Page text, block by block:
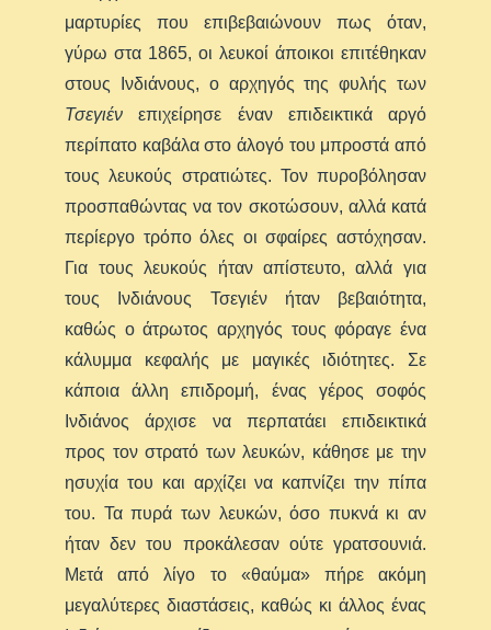
μαρτυρίες που επιβεβαιώνουν πως όταν,
γύρω στα 1865, οι λευκοί άποικοι επιτέθηκαν
στους Ινδιάνους, ο αρχηγός της φυλής των
Τσεγιέν επιχείρησε έναν επιδεικτικά αργό
περίπατο καβάλα στο άλογό του μπροστά από
τους λευκούς στρατιώτες. Τον πυροβόλησαν
προσπαθώντας να τον σκοτώσουν, αλλά κατά
περίεργο τρόπο όλες οι σφαίρες αστόχησαν.
Για τους λευκούς ήταν απίστευτο, αλλά για
τους Ινδιάνους Τσεγιέν ήταν βεβαιότητα,
καθώς ο άτρωτος αρχηγός τους φόραγε ένα
κάλυμμα κεφαλής με μαγικές ιδιότητες. Σε
κάποια άλλη επιδρομή, ένας γέρος σοφός
Ινδιάνος άρχισε να περπατάει επιδεικτικά
προς τον στρατό των λευκών, κάθησε με την
ησυχία του και αρχίζει να καπνίζει την πίπα
του. Τα πυρά των λευκών, όσο πυκνά κι αν
ήταν δεν του προκάλεσαν ούτε γρατσουνιά.
Μετά από λίγο το «θαύμα» πήρε ακόμη
μεγαλύτερες διαστάσεις, καθώς κι άλλος ένας